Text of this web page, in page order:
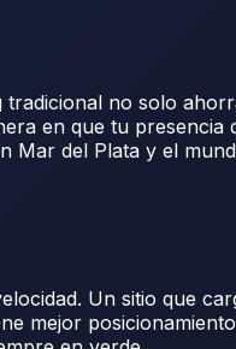
tradicional no solo
en que tu presencia
Mar del Plata y el
Un sitio que
mejor